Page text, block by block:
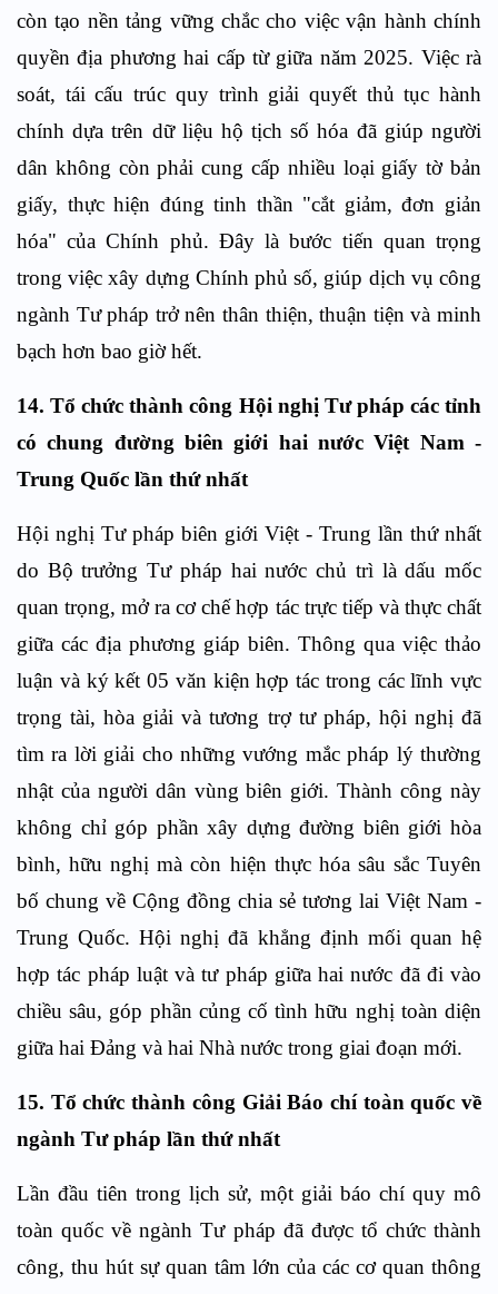
còn tạo nền tảng vững chắc cho việc vận hành chính
quyền địa phương hai cấp từ giữa năm 2025. Việc rà
soát, tái cấu trúc quy trình giải quyết thủ tục hành
chính dựa trên dữ liệu hộ tịch số hóa đã giúp người
dân không còn phải cung cấp nhiều loại giấy tờ bản
giấy, thực hiện đúng tinh thần "cắt giảm, đơn giản
hóa" của Chính phủ. Đây là bước tiến quan trọng
trong việc xây dựng Chính phủ số, giúp dịch vụ công
ngành Tư pháp trở nên thân thiện, thuận tiện và minh
bạch hơn bao giờ hết.
14. Tổ chức thành công Hội nghị Tư pháp các tỉnh
có chung đường biên giới hai nước Việt Nam -
Trung Quốc lần thứ nhất
Hội nghị Tư pháp biên giới Việt - Trung lần thứ nhất
do Bộ trưởng Tư pháp hai nước chủ trì là dấu mốc
quan trọng, mở ra cơ chế hợp tác trực tiếp và thực chất
giữa các địa phương giáp biên. Thông qua việc thảo
luận và ký kết 05 văn kiện hợp tác trong các lĩnh vực
trọng tài, hòa giải và tương trợ tư pháp, hội nghị đã
tìm ra lời giải cho những vướng mắc pháp lý thường
nhật của người dân vùng biên giới. Thành công này
không chỉ góp phần xây dựng đường biên giới hòa
bình, hữu nghị mà còn hiện thực hóa sâu sắc Tuyên
bố chung về Cộng đồng chia sẻ tương lai Việt Nam -
Trung Quốc. Hội nghị đã khẳng định mối quan hệ
hợp tác pháp luật và tư pháp giữa hai nước đã đi vào
chiều sâu, góp phần củng cố tình hữu nghị toàn diện
giữa hai Đảng và hai Nhà nước trong giai đoạn mới.
15. Tổ chức thành công Giải Báo chí toàn quốc về
ngành Tư pháp lần thứ nhất
Lần đầu tiên trong lịch sử, một giải báo chí quy mô
toàn quốc về ngành Tư pháp đã được tổ chức thành
công, thu hút sự quan tâm lớn của các cơ quan thông